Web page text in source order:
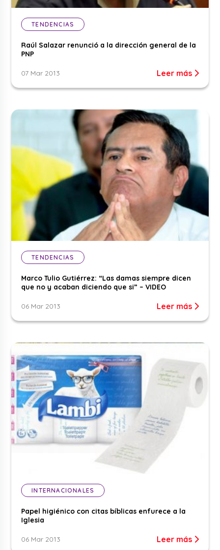
TENDENCIAS
Raúl Salazar renunció a la dirección general de la
PNP
07 Mar 2013 Leer más
TENDENCIAS
Marco Tulio Gutiérrez: “Las damas siempre dicen
que no y acaban diciendo que si” – VIDEO
06 Mar 2013 Leer más
INTERNACIONALES
Papel higiénico con citas bíblicas enfurece a la
Iglesia
06 Mar 2013 Leer más